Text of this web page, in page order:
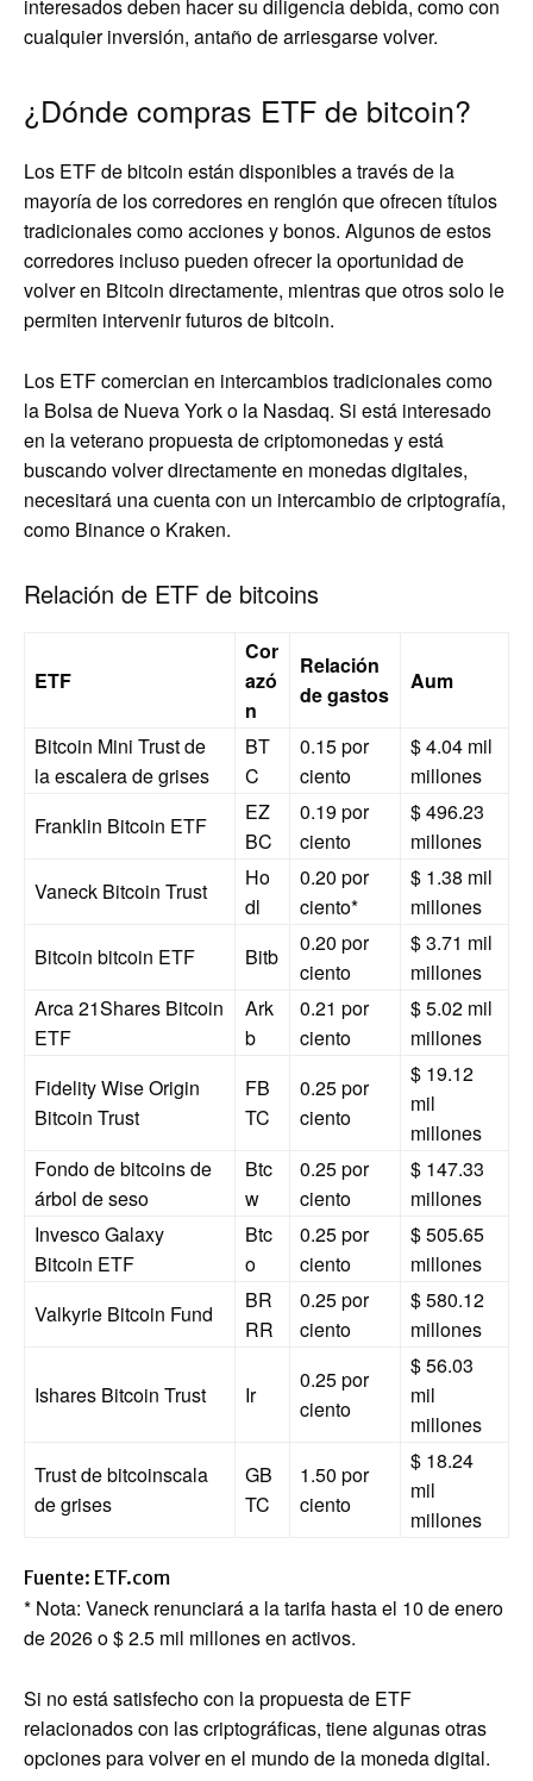
interesados ​​deben hacer su diligencia debida, como con
cualquier inversión, antaño de arriesgarse volver.
¿Dónde compras ETF de bitcoin?
Los ETF de bitcoin están disponibles a través de la
mayoría de los corredores en renglón que ofrecen títulos
tradicionales como acciones y bonos. Algunos de estos
corredores incluso pueden ofrecer la oportunidad de
volver en Bitcoin directamente, mientras que otros solo le
permiten intervenir futuros de bitcoin.
Los ETF comercian en intercambios tradicionales como
la Bolsa de Nueva York o la Nasdaq. Si está interesado
en la veterano propuesta de criptomonedas y está
buscando volver directamente en monedas digitales,
necesitará una cuenta con un intercambio de criptografía,
como Binance o Kraken.
Relación de ETF de bitcoins
ETF
Cor
azó
n
Relación
de gastos
Aum
Bitcoin Mini Trust de
la escalera de grises
BT
C
0.15 por
ciento
$ 4.04 mil
millones
Franklin Bitcoin ETF
EZ
BC
0.19 por
ciento
$ 496.23
millones
Vaneck Bitcoin Trust
Ho
dl
0.20 por
ciento*
$ 1.38 mil
millones
Bitcoin bitcoin ETF
Bitb
0.20 por
ciento
$ 3.71 mil
millones
Arca 21Shares Bitcoin
ETF
Ark
b
0.21 por
ciento
$ 5.02 mil
millones
Fidelity Wise Origin
Bitcoin Trust
FB
TC
0.25 por
ciento
$ 19.12
mil
millones
Fondo de bitcoins de
árbol de seso
Btc
w
0.25 por
ciento
$ 147.33
millones
Invesco Galaxy
Bitcoin ETF
Btc
o
0.25 por
ciento
$ 505.65
millones
Valkyrie Bitcoin Fund
BR
RR
0.25 por
ciento
$ 580.12
millones
Ishares Bitcoin Trust Ir
0.25 por
ciento
$ 56.03
mil
millones
Trust de bitcoinscala
de grises
GB
TC
1.50 por
ciento
$ 18.24
mil
millones
Fuente: ETF.com
* Nota: Vaneck renunciará a la tarifa hasta el 10 de enero
de 2026 o $ 2.5 mil millones en activos.
Si no está satisfecho con la propuesta de ETF
relacionados con las criptográficas, tiene algunas otras
opciones para volver en el mundo de la moneda digital.